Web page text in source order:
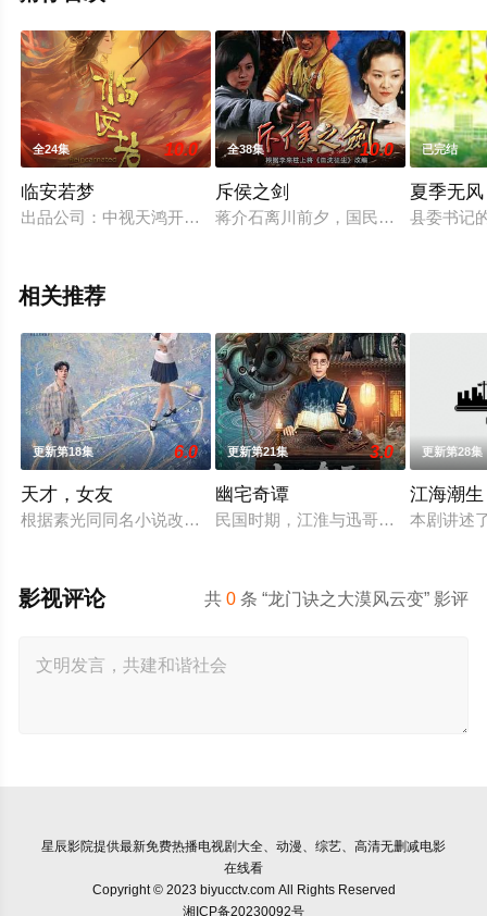
全24集 10.0
临安若梦
出品公司：中视天鸿开机时间：7月末拍摄地点：横店项目周期
全38集 10.0
斥侯之剑
蒋介石离川前夕，国民党制定了《川
已完结
夏季无风
县委书记
相关推荐
更新第18集 6.0
天才，女友
根据素光同同名小说改编。江逾白长大以后，林知夏忽然对他说
更新第21集 3.0
幽宅奇谭
民国时期，江淮与迅哥组成说书班子
更新第28集
江海潮生
本剧讲述
共0 条 “龙门诀之大漠风云变” 影评
影视评论
星辰影院提供最新免费热播电视剧大全、动漫、综艺、高清无删减电影
在线看
Copyright © 2023 biyucctv.com All Rights Reserved
湘ICP备20230092号